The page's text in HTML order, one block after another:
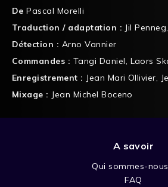
De Pascal Morelli
Traduction / adaptation : Jil Penneg
Détection : Arno Vannier
Commandes : Tangi Daniel, Laors
Enregistrement : Jean Mari Ollivier,
Mixage : Jean Michel Boceno
A savoir
Qui sommes-
FAQ